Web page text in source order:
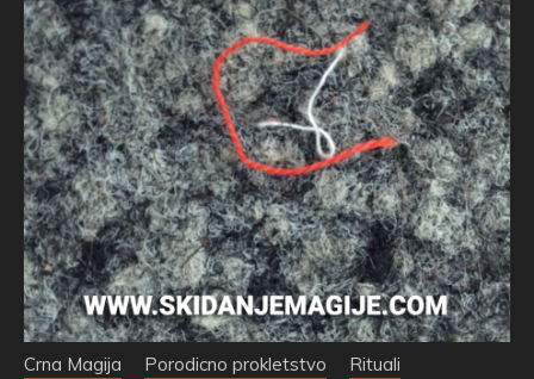
Crna Magija Porodicno prokletstvo Rituali